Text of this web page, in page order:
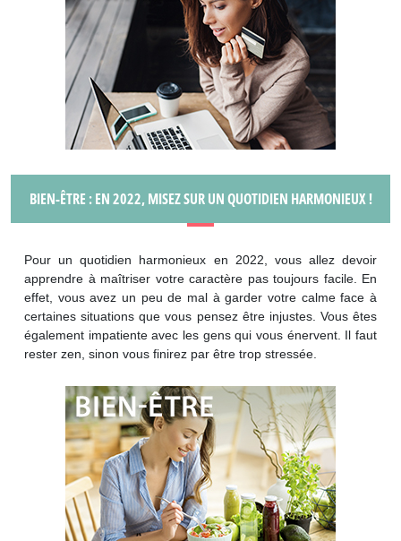
BIEN-ÊTRE : EN 2022, MISEZ SUR UN QUOTIDIEN HARMONIEUX !
Pour un quotidien harmonieux en 2022, vous allez devoir
apprendre à maîtriser votre caractère pas toujours facile. En
effet, vous avez un peu de mal à garder votre calme face à
certaines situations que vous pensez être injustes. Vous êtes
également impatiente avec les gens qui vous énervent. Il faut
rester zen, sinon vous finirez par être trop stressée.